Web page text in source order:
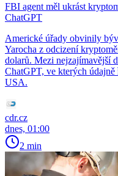
FBI agent měl ukrást
ChatGPT
Americké úřady obvinily
Yarocha z odcizení
dolarů. Mezi nejzajímavější
ChatGPT, ve kterých
USA.
cdr.cz
dnes, 01:00
2 min